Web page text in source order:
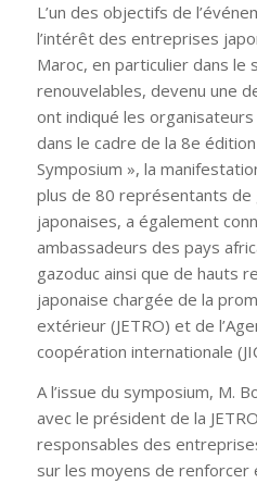
L’un des objectifs de
l’intérêt des entreprises
Maroc, en particulier dans le
renouvelables, devenu une
ont indiqué les
dans le cadre de la 8e
Symposium », la
plus de 80 représentants
japonaises, a également
ambassadeurs des pays
gazoduc ainsi que de hauts
japonaise chargée de la
extérieur (JETRO) et de
coopération internationale
A l’issue du symposium, M.
avec le président de la
responsables des
sur les moyens de